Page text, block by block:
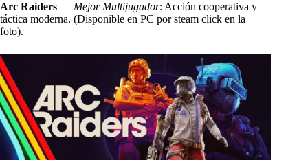
Arc Raiders — Mejor Multijugador: Acción cooperativa y
táctica moderna. (Disponible en PC por steam click en la
foto).